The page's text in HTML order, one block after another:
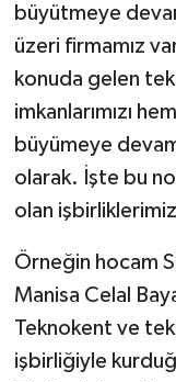
büyütmeye
üzeri firmamız
konuda gelen
imkanlarımızı
büyümeye
olarak. İşte bu
olan
Örneğin hocam
Manisa Celal
Teknokent ve
işbirliğiyle